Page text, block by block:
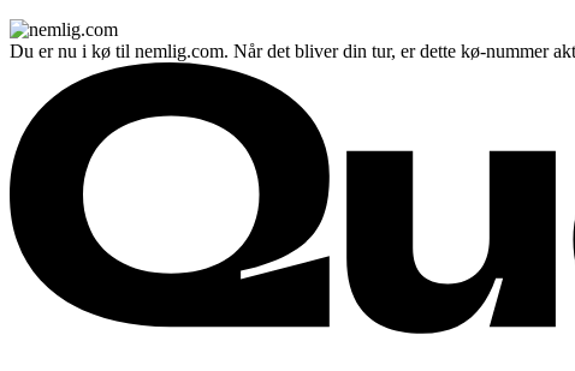
Du er nu i kø til nemlig.com. Når det bliver din tur, er dette kø-nummer